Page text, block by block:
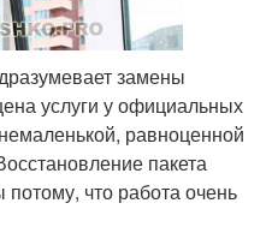
замены
услуги у официальных
равноценной
пакета
что работа очень